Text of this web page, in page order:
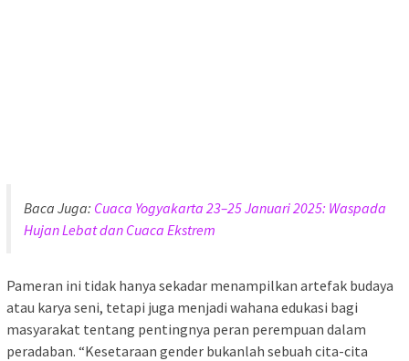
Baca Juga: Cuaca Yogyakarta 23–25 Januari 2025: Waspada
Hujan Lebat dan Cuaca Ekstrem
Pameran ini tidak hanya sekadar menampilkan artefak budaya
atau karya seni, tetapi juga menjadi wahana edukasi bagi
masyarakat tentang pentingnya peran perempuan dalam
peradaban. “Kesetaraan gender bukanlah sebuah cita-cita